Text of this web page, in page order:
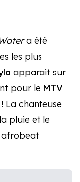
Watera été
les plus
apparait sur
pour le MTV
La chanteuse
pluie et le
afrobeat.